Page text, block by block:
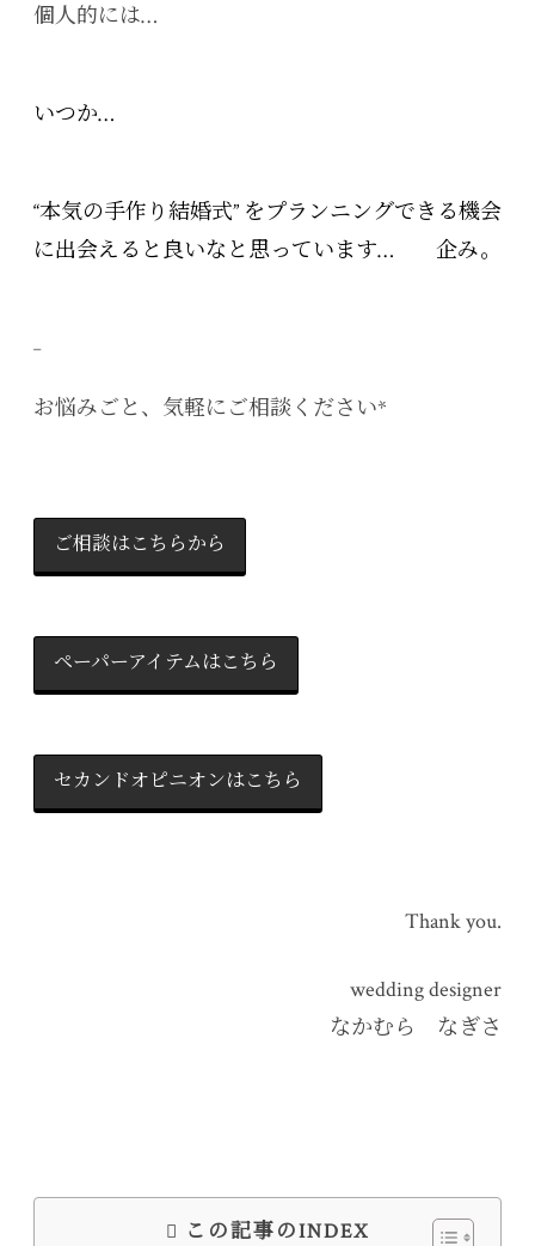
個人的には…
いつか…
“本気の手作り結婚式” をプランニングできる機会
に出会えると良いなと思っています… 企み。
_
お悩みごと、気軽にご相談ください*
ご相談はこちらから
ペーパーアイテムはこちら
セカンドオピニオンはこちら
Thank you.
wedding designer
なかむら なぎさ
この記事のINDEX